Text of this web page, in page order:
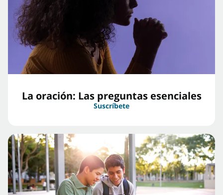
La oración: Las preguntas esenciales
Suscríbete